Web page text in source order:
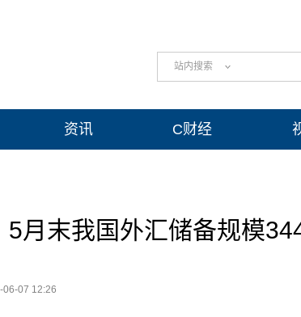
站内搜索
资讯 C财经
5月末我国外汇储备规模
06-07 12:26